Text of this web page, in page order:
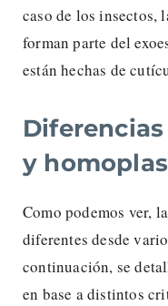
caso de los insectos,
forman parte del
están hechas de
y
Como podemos ver,
diferentes desde
continuación, se
en base a distintos